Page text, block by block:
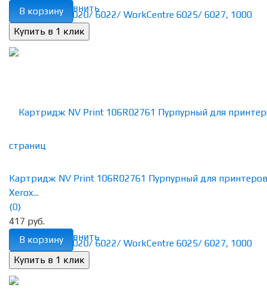
избранное сравнить
В корзину
избранное сравнить
Картридж NV Print 106R02761 Пурпурный для принтеров
Xerox...
(0)
417 руб.
В корзину